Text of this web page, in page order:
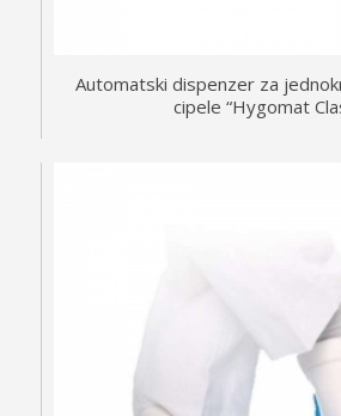
Automatski dispenzer za
cipele “Hygomat